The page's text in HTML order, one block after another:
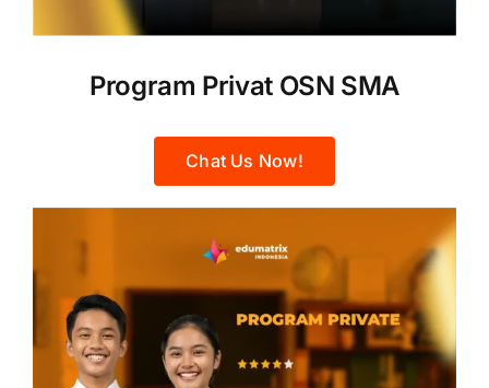
Program Privat OSN SMA
Chat Us Now!